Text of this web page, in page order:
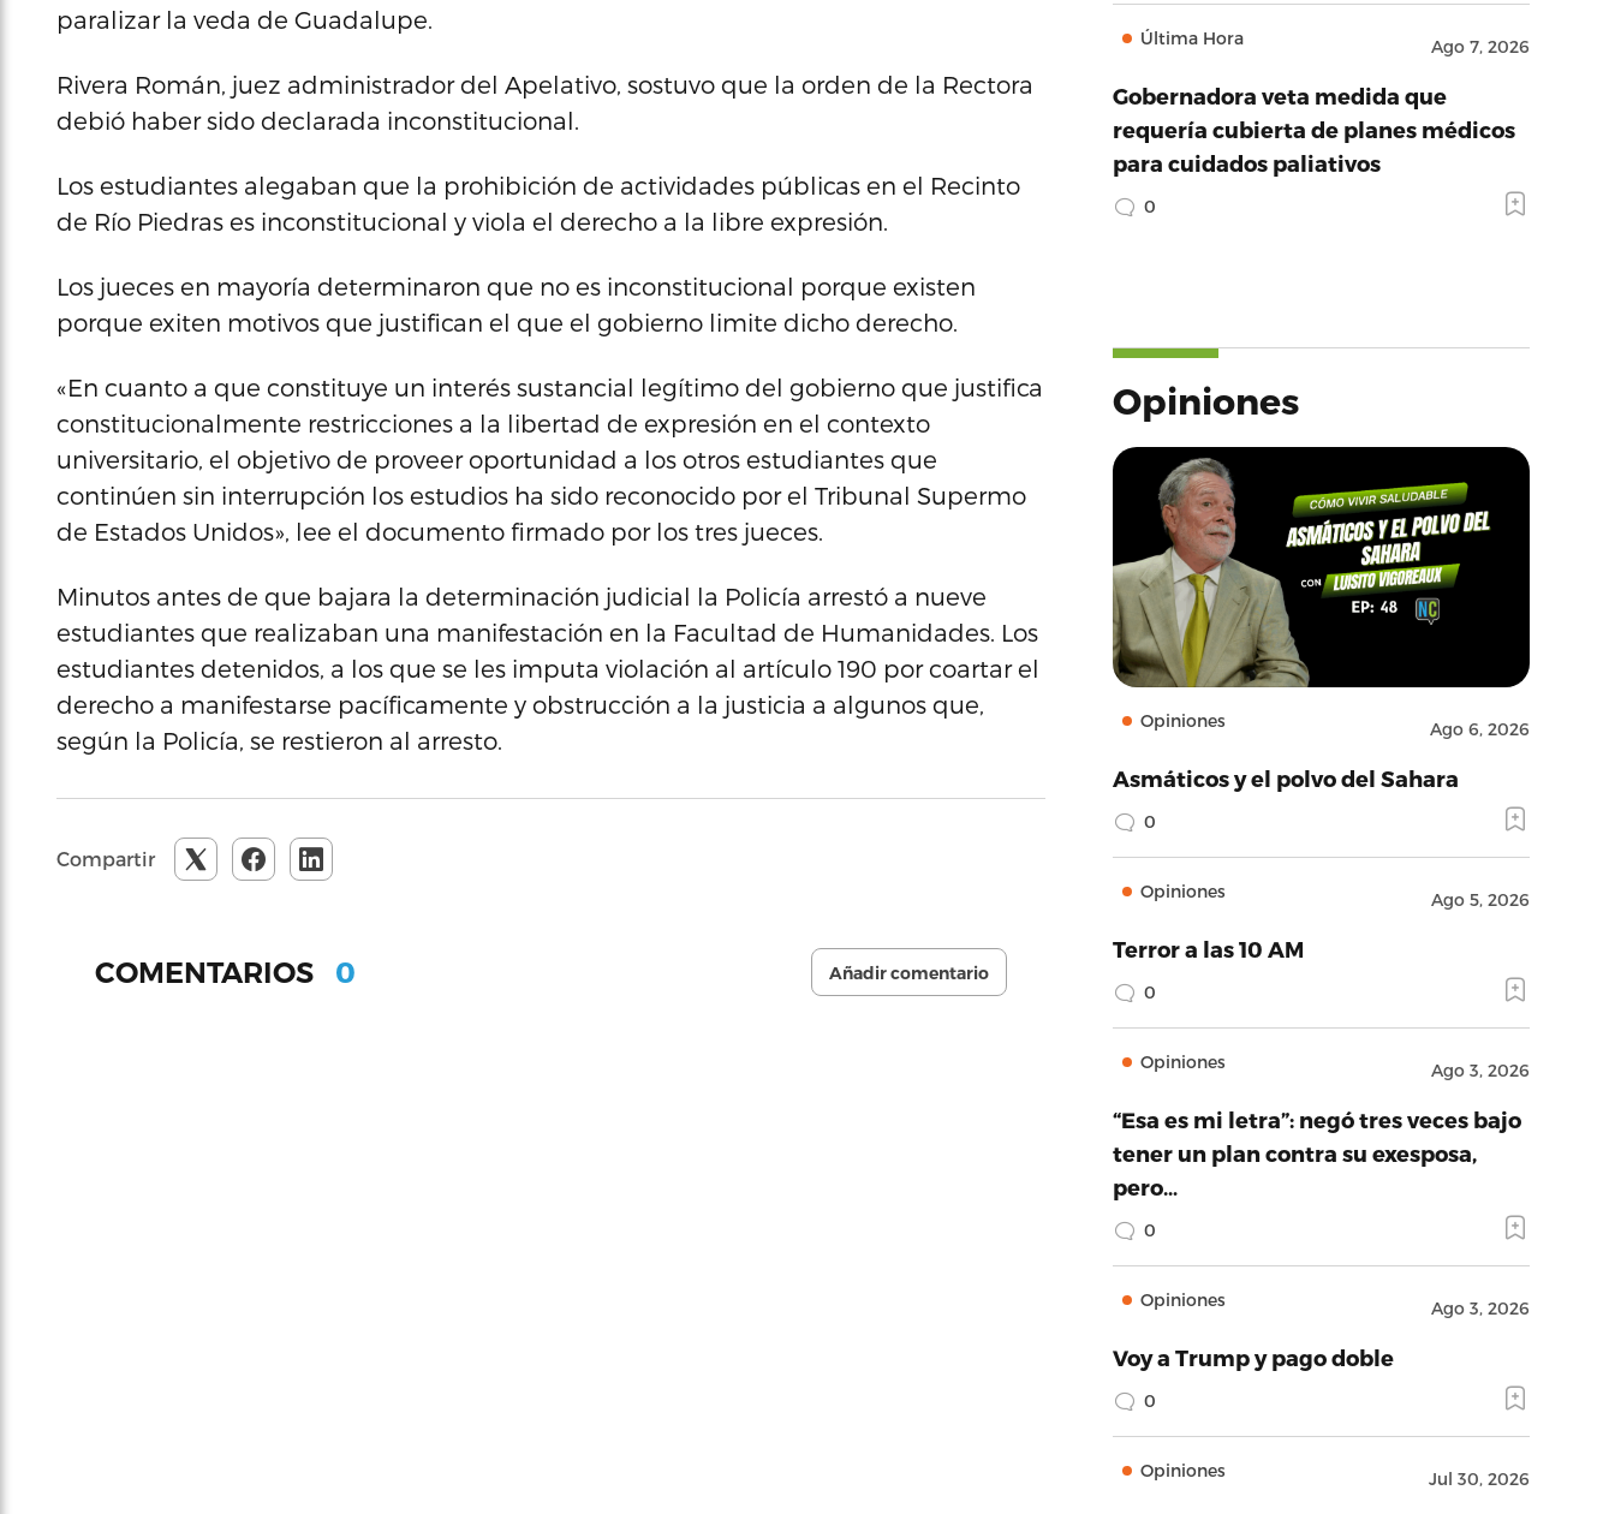
paralizar la veda de Guadalupe.
Rivera Román, juez administrador del Apelativo, sostuvo que la orden de la Rectora
debió haber sido declarada inconstitucional.
Los estudiantes alegaban que la prohibición de actividades públicas en el Recinto
de Río Piedras es inconstitucional y viola el derecho a la libre expresión.
Los jueces en mayoría determinaron que no es inconstitucional porque existen
porque exiten motivos que justifican el que el gobierno limite dicho derecho.
«En cuanto a que constituye un interés sustancial legítimo del gobierno que justifica
constitucionalmente restricciones a la libertad de expresión en el contexto
universitario, el objetivo de proveer oportunidad a los otros estudiantes que
continúen sin interrupción los estudios ha sido reconocido por el Tribunal Supermo
de Estados Unidos», lee el documento firmado por los tres jueces.
Minutos antes de que bajara la determinación judicial la Policía arrestó a nueve
estudiantes que realizaban una manifestación en la Facultad de Humanidades. Los
estudiantes detenidos, a los que se les imputa violación al artículo 190 por coartar el
derecho a manifestarse pacíficamente y obstrucción a la justicia a algunos que,
según la Policía, se restieron al arresto.
Compartir
COMENTARIOS 0 Añadir comentario
Última Hora Ago 7, 2026
Gobernadora veta medida que
requería cubierta de planes médicos
para cuidados paliativos
0
Opiniones
Opiniones Ago 6, 2026
Asmáticos y el polvo del Sahara
0
Opiniones Ago 5, 2026
Terror a las 10 AM
0
Opiniones Ago 3, 2026
“Esa es mi letra”: negó tres veces bajo
tener un plan contra su exesposa,
pero…
0
Opiniones Ago 3, 2026
Voy a Trump y pago doble
0
Opiniones Jul 30, 2026